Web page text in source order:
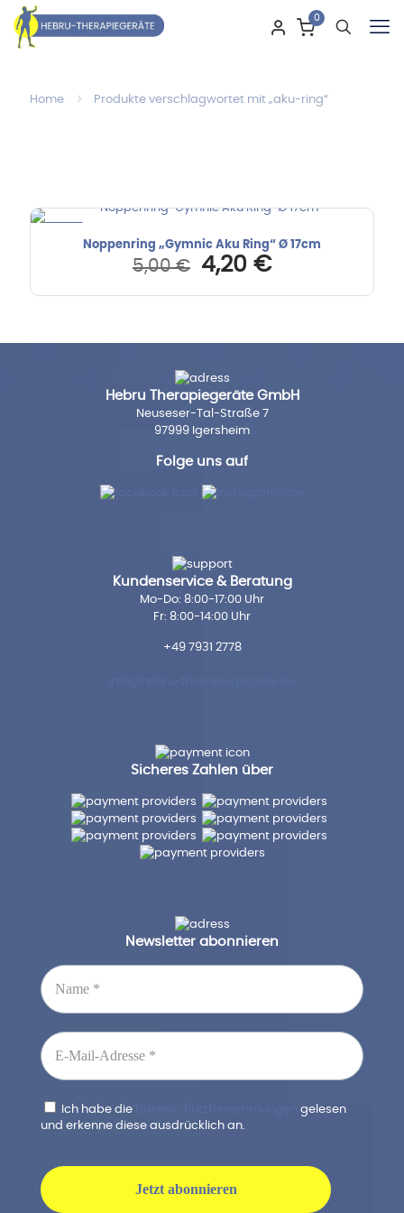
0
Home Produkte verschlagwortet mit „aku-ring“
Noppenring „Gymnic Aku Ring“ Ø 17cm
5,00€ Ursprünglicher
Preis
war:
4,20 €Aktueller
ist:
Hebru Therapiegeräte GmbH
Neuseser-Tal-Straße 7
97999 Igersheim
Folge uns auf
Kundenservice & Beratung
Mo-Do: 8:00-17:00 Uhr
Fr: 8:00-14:00 Uhr
+49 7931 2778
Sicheres Zahlen über
Newsletter abonnieren
Ich habe die
gelesen
und erkenne diese ausdrücklich an.